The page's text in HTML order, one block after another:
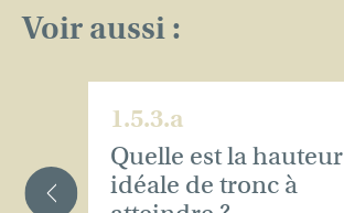
Voir aussi :
1.5.3.a
Quelle est la hauteur
idéale de tronc à